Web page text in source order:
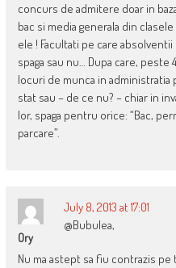
concurs de admitere doar in
bac si media generala din
ele ! Facultati pe care
spaga sau nu… Dupa care, peste
locuri de munca in administratia
stat sau – de ce nu? – chiar in
lor, spaga pentru orice: “Bac,
parcare”.
Ory
July 8, 2013 at 17:01
@Bubulea,
Nu ma astept sa fiu contrazis